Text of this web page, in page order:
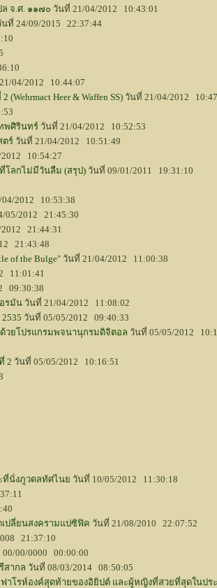
ล จ.ศ. ๑๑๗๐ วันที่ 21/04/2012 10:43:01
นที่ 24/09/2015 22:37:44
04/2012 10:44:07
Heer & Waffen SS) วันที่ 21/04/2012
พศิรินทร์ วันที่ 21/04/2012 10:52:53
ตร์ วันที่ 21/04/2012 10:51:49
10:54:27
โลกไม่มีวันลืม (สรุป) วันที่ 09/01/2011 19:31:10
2012 10:53:38
05/2012 21:45:30
21:44:31
21:43:48
of the Bulge" วันที่ 21/04/2012 11:00:38
11:01:41
09:30:38
รมัน วันที่ 21/04/2012 11:08:02
วันที่ 05/05/2012 09:40:33
วยโปรแกรมพจนานุกรมดิจิตอล วันที่ 05/05/2012
2 วันที่ 05/05/2012 10:16:51
ที่นั่งภูวดลทัศไนย วันที่ 10/05/2012 11:30:18
เปลี่ยนสงครามแปซิฟิค วันที่ 21/08/2010 22:07:52
21:37:10
00/00/0000 00:00:00
สากล วันที่ 08/03/2014 08:50:05
โรห์องค์สุดท้ายของอิยิปต์ และผู้หญิงที่สวยที่สุดในปร